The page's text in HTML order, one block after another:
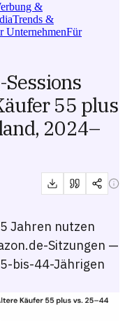
&
Trends &
UnternehmenFür
55 plus
2024–
Jahren nutzen
Sitzungen —
bis-44-Jährigen
— Ältere Käufer 55 plus
der amazon.de-